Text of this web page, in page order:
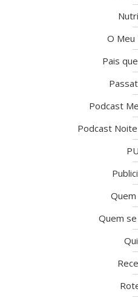
O Meu
Pais
Podcast
Podcast
Quem